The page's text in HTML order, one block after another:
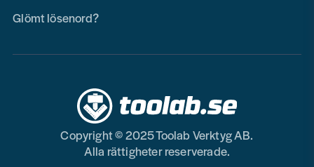
Glömt lösenord?
Copyright © 2025 Toolab Verktyg AB.
Alla rättigheter reserverade.